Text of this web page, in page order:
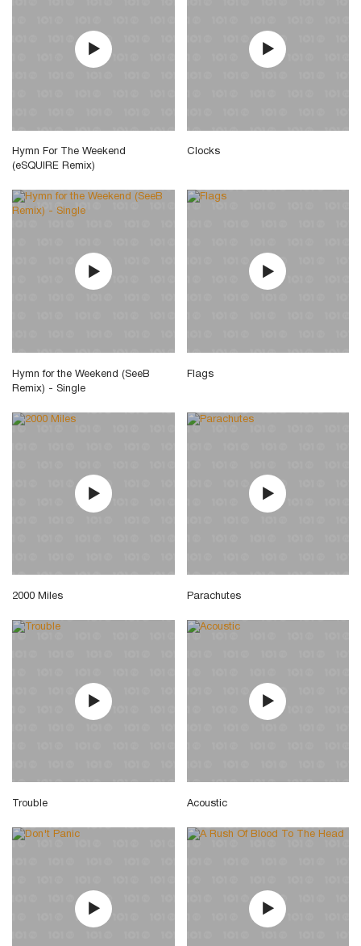
Hymn For The Weekend
(eSQUIRE Remix)
Clocks
Hymn for the Weekend (SeeB
Remix) - Single
Flags
2000 Miles Parachutes
Trouble Acoustic